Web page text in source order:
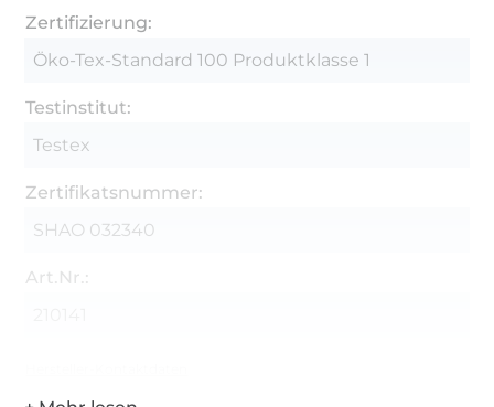
Zertifizierung:
Öko-Tex-Standard 100 Produktklasse 1
Testinstitut:
Testex
Zertifikatsnummer:
SHAO 032340
Art.Nr.: